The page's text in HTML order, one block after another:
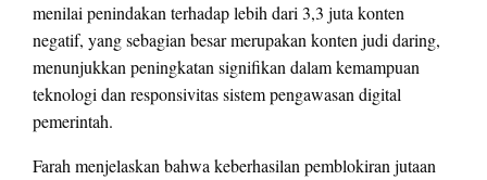
menilai penindakan terhadap lebih dari 3,3 juta konten
negatif, yang sebagian besar merupakan konten judi daring,
menunjukkan peningkatan signifikan dalam kemampuan
teknologi dan responsivitas sistem pengawasan digital
pemerintah.
Farah menjelaskan bahwa keberhasilan pemblokiran jutaan